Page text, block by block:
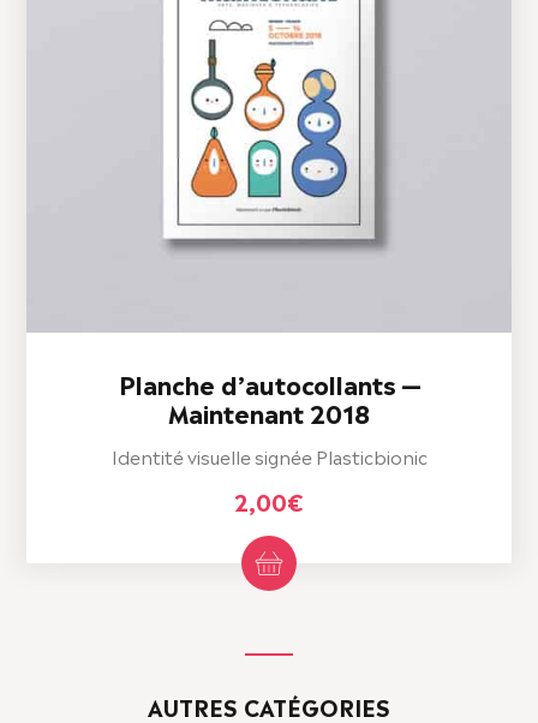
Planche d’autocollants —
Maintenant 2018
Identité visuelle signée Plasticbionic
2,00€
AUTRES CATÉGORIES